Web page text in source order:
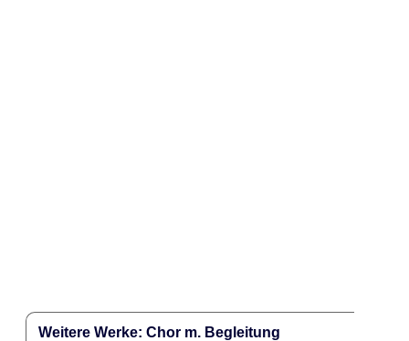
Weitere Werke: Chor m. Begleitung